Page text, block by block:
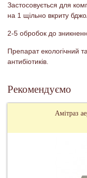
Застосовується для
на 1 щільно вкриту
2-5 обробок до
Препарат екологічний
антибіотиків.
Рекомендуємо
Амітраз